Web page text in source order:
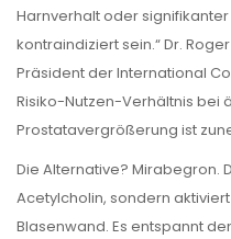
Harnverhalt oder
kontraindiziert sein.“ Dr.
Präsident der International
Risiko-Nutzen-Verhältnis bei
Prostatavergrößerung ist
Die Alternative? Mirabegron.
Acetylcholin, sondern
Blasenwand. Es entspannt